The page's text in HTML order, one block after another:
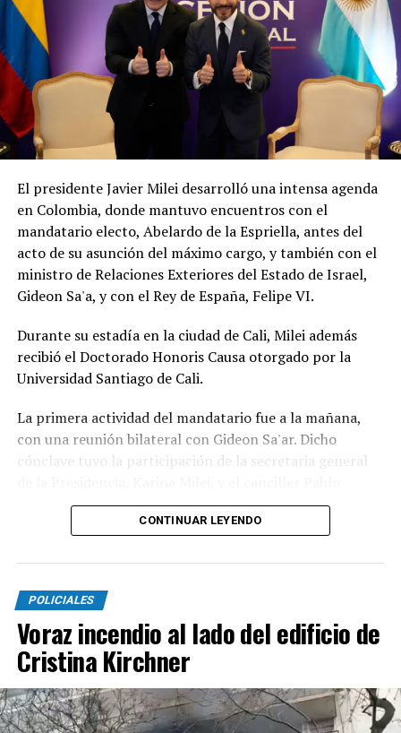
El presidente Javier Milei desarrolló una intensa agenda
en Colombia, donde mantuvo encuentros con el
mandatario electo, Abelardo de la Espriella, antes del
acto de su asunción del máximo cargo, y también con el
ministro de Relaciones Exteriores del Estado de Israel,
Gideon Sa'a, y con el Rey de España, Felipe VI.
Durante su estadía en la ciudad de Cali, Milei además
recibió el Doctorado Honoris Causa otorgado por la
Universidad Santiago de Cali.
La primera actividad del mandatario fue a la mañana,
con una reunión bilateral con Gideon Sa'ar. Dicho
cónclave tuvo la participación de la secretaria general
Quirno, los funcionarios que integran la comitiva del
Gobierno en esta gira internacional que tuvo una
Tras la reunión, tomó contacto con De la Espriella,
quien se anota como otro mandatario de la región de la
derecha y aliado al libertario. En un video que difundió
Presidencia, se puede ver al economista saludar a su par
al grito de “vamos tigre, viva la libertad carajo”.
Luego se tomaron una foto y se volvieron a abrazar. Los
CONTINUAR LEYENDO
POLICIALES
Voraz incendio al lado del edificio de
Cristina Kirchner